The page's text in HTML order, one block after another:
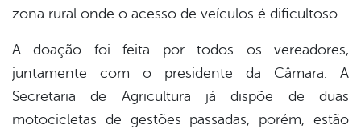
zona rural onde o acesso de veículos é dificultoso.
A doação foi feita por todos os vereadores,
juntamente com o presidente da Câmara. A
Secretaria de Agricultura já dispõe de duas
motocicletas de gestões passadas, porém, estão